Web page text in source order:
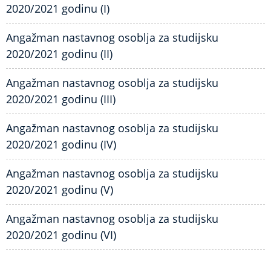
2020/2021 godinu (I)
Angažman nastavnog osoblja za studijsku
2020/2021 godinu (II)
Angažman nastavnog osoblja za studijsku
2020/2021 godinu (III)
Angažman nastavnog osoblja za studijsku
2020/2021 godinu (IV)
Angažman nastavnog osoblja za studijsku
2020/2021 godinu (V)
Angažman nastavnog osoblja za studijsku
2020/2021 godinu (VI)